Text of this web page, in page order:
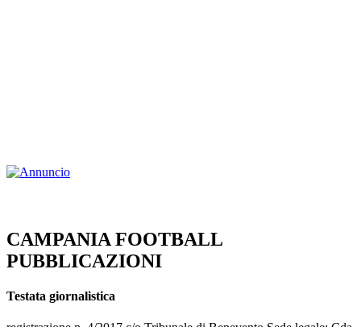
CAMPANIA FOOTBALL
PUBBLICAZIONI
Testata giornalistica